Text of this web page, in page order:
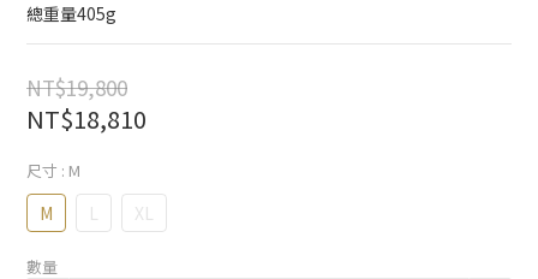
總重量405g
NT$19,800
NT$18,810
尺寸 : M
M L XL
數量